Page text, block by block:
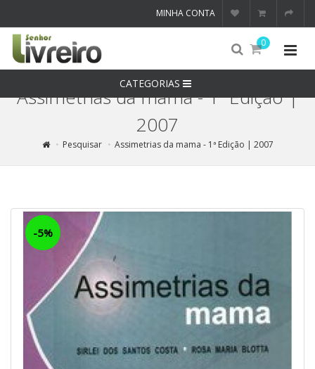
MINHA CONTA
0
CATEGORIAS
Assimetrias da mama - 1ª Edição |
2007
Pesquisar Assimetrias da mama - 1ª Edição | 2007
-5%